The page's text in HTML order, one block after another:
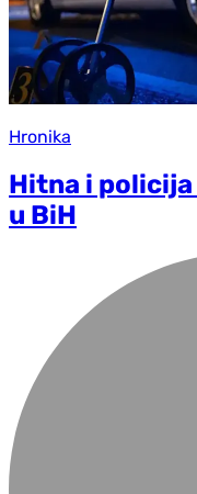
Hronika
Hitna i
u BiH